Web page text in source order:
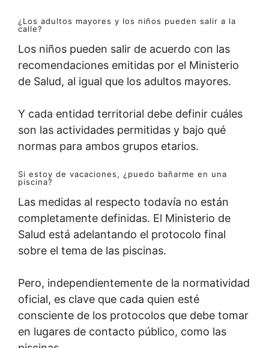
¿Los adultos mayores y los niños pueden salir a la
calle?
Los niños pueden salir de acuerdo con las
recomendaciones emitidas por el Ministerio
de Salud, al igual que los adultos mayores.
Y cada entidad territorial debe definir cuáles
son las actividades permitidas y bajo qué
normas para ambos grupos etarios.
Si estoy de vacaciones, ¿puedo bañarme en una
piscina?
Las medidas al respecto todavía no están
completamente definidas. El Ministerio de
Salud está adelantando el protocolo final
sobre el tema de las piscinas.
Pero, independientemente de la normatividad
oficial, es clave que cada quien esté
consciente de los protocolos que debe tomar
en lugares de contacto público, como las